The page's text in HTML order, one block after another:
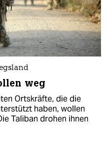
weg
Ortskräfte, die die
haben, wollen
Taliban drohen ihnen